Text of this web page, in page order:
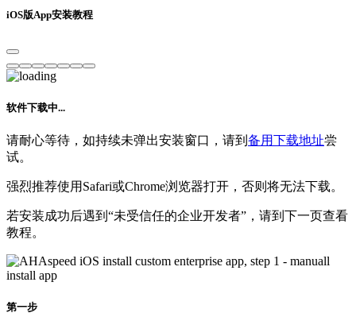
iOS版App安装教程
软件下载中...
请耐心等待，如持续未弹出安装窗口，请到 备用下载地址尝
试。
强烈推荐使用Safari或Chrome浏览器打开，否则将无法下载。
若安装成功后遇到“未受信任的企业开发者”，请到下一页查看
教程。
第一步